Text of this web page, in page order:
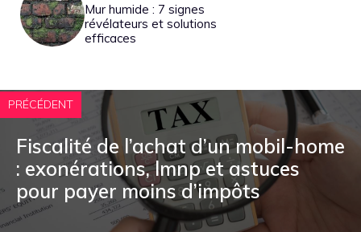
Mur humide : 7 signes
révélateurs et solutions
efficaces
PRÉCÉDENT
Fiscalité de l’achat d’un mobil-home
: exonérations, lmnp et astuces
pour payer moins d’impôts